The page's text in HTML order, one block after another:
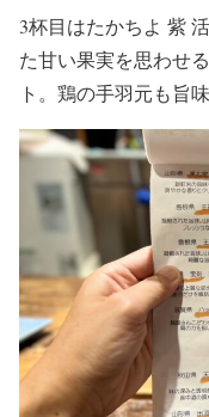
3杯目はたかちよ 紫
た甘い果実を思わせ
ト。鶏の手羽元も旨